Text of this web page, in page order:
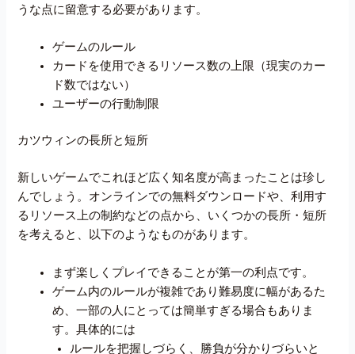
うな点に留意する必要があります。
ゲームのルール
カードを使用できるリソース数の上限（現実のカー
ド数ではない）
ユーザーの行動制限
カツウィンの長所と短所
新しいゲームでこれほど広く知名度が高まったことは珍し
んでしょう。オンラインでの無料ダウンロードや、利用す
るリソース上の制約などの点から、いくつかの長所・短所
を考えると、以下のようなものがあります。
まず楽しくプレイできることが第一の利点です。
ゲーム内のルールが複雑であり難易度に幅があるた
め、一部の人にとっては簡単すぎる場合もありま
す。具体的には
ルールを把握しづらく、勝負が分かりづらいと